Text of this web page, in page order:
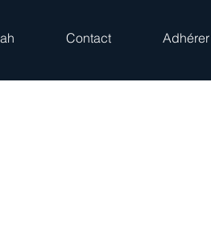
Contact Adhérer